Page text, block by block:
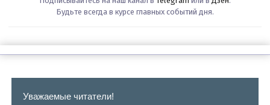
Будьте всегда в курсе главных событий дня.
Уважаемые читатели!